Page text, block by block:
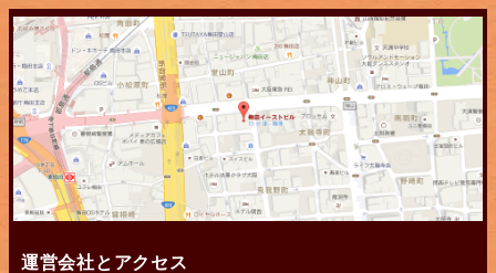
運営会社とアクセス